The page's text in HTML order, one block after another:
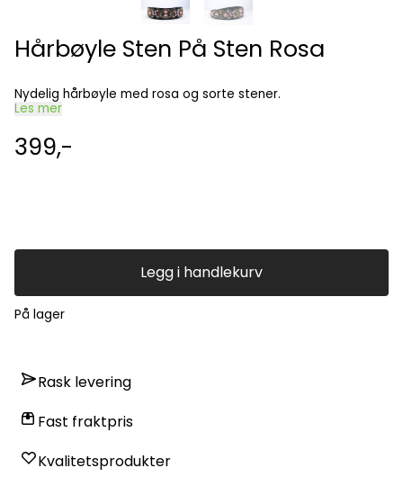
Hårbøyle Sten På Sten Rosa
Nydelig hårbøyle med rosa og sorte stener.
Les mer
399,-
Legg i handlekurv
På lager
Rask levering
Fast fraktpris
Kvalitetsprodukter